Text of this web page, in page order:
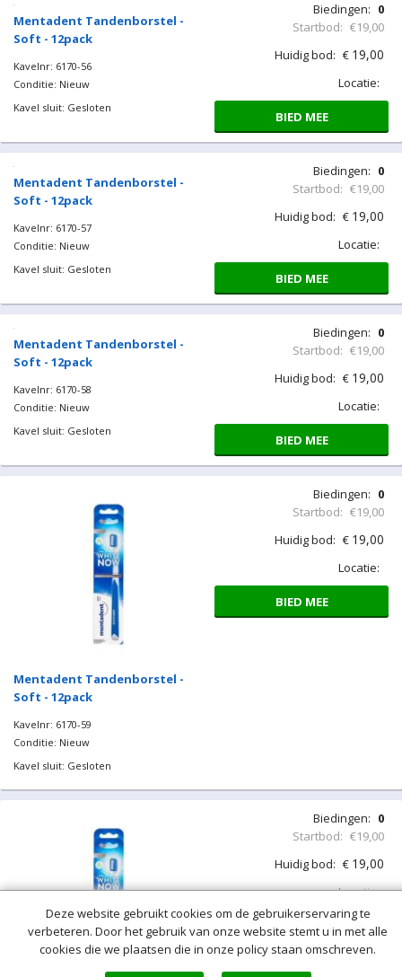
Mentadent Tandenborstel -
Soft - 12pack
Kavelnr: 6170-56
Conditie: Nieuw
Kavel sluit: Gesloten
Biedingen: 0
Startbod: €19,00
Huidig bod: € 19,00
Locatie:
BIED MEE
Mentadent Tandenborstel -
Soft - 12pack
Kavelnr: 6170-57
Conditie: Nieuw
Kavel sluit: Gesloten
Biedingen: 0
Startbod: €19,00
Huidig bod: € 19,00
Locatie:
BIED MEE
Mentadent Tandenborstel -
Soft - 12pack
Kavelnr: 6170-58
Conditie: Nieuw
Kavel sluit: Gesloten
Biedingen: 0
Startbod: €19,00
Huidig bod: € 19,00
Locatie:
BIED MEE
Mentadent Tandenborstel -
Soft - 12pack
Kavelnr: 6170-59
Conditie: Nieuw
Kavel sluit: Gesloten
Biedingen: 0
Startbod: €19,00
Huidig bod: € 19,00
Locatie:
BIED MEE
Biedingen: 0
Startbod: €19,00
Huidig bod: € 19,00
Locatie:
BIED MEE
Deze website gebruikt cookies om de gebruikerservaring te
verbeteren. Door het gebruik van onze website stemt u in met alle
cookies die we plaatsen die in onze policy staan omschreven.